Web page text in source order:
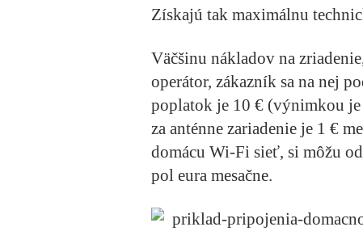
Získajú tak maximálnu
Väčšinu nákladov na
operátor, zákazník sa na nej
poplatok je 10 € (výnimkou
za anténne zariadenie je 1 €
domácu Wi-Fi sieť, si môžu
pol eura mesačne.